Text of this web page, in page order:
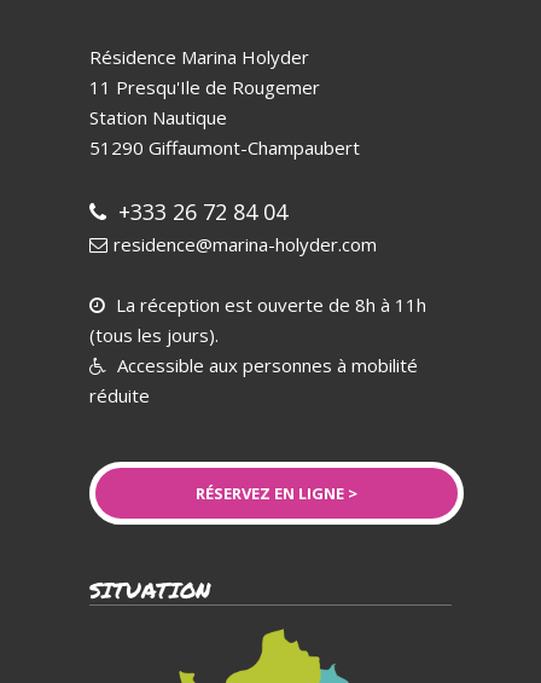
Résidence Marina Holyder
11 Presqu'Ile de Rougemer
Station Nautique
51290 Giffaumont-Champaubert
+333 26 72 84 04
residence@marina-holyder.com
La réception est ouverte de 8h à 11h
(tous les jours).
Accessible aux personnes à mobilité
réduite
RÉSERVEZ EN LIGNE >
SITUATION